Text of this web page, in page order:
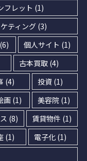
フレット (1)
ティング(3)
(6) 個人サイト (1)
古本買取(4)
(4) 投資(1)
画 (1) 美容院(1)
(8) 賃貸物件 (1)
(1) 電子化(1)